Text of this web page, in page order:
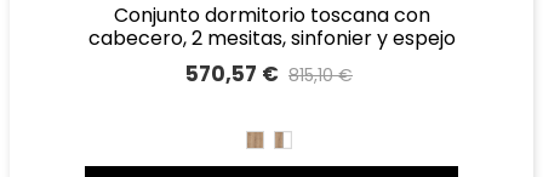
conjunto dormitorio toscana con
cabecero, 2 mesitas, sinfonier y espejo
570,57 € 815,10 €
ROBLEROBLE